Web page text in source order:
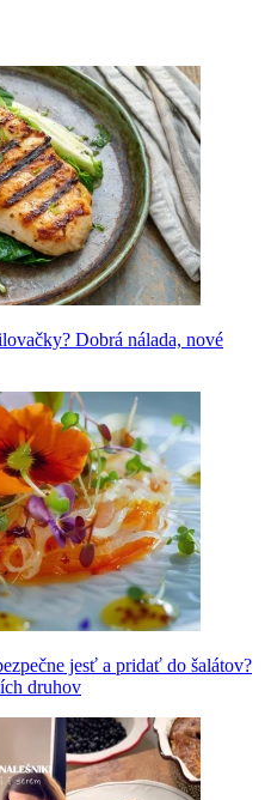
Dobrá nálada, nové
jesť a pridať do šalátov?
druhov